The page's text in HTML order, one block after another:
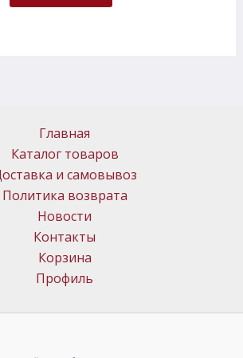
Главная
Каталог товаров
и самовывоз
Политика возврата
Новости
Контакты
Корзина
Профиль